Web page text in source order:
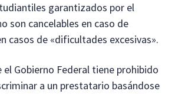
garantizados por el
son cancelables en caso de
casos de «dificultades excesivas».
el Gobierno Federal tiene prohibido
a un prestatario basándose